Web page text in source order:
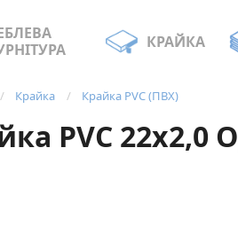
КРАЙКА
Крайка Крайка PVC (ПВХ)
PVC 22х2,0